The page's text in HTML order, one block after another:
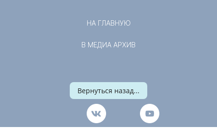
НА ГЛАВНУЮ
В МЕДИА АРХИВ
Вернуться назад...